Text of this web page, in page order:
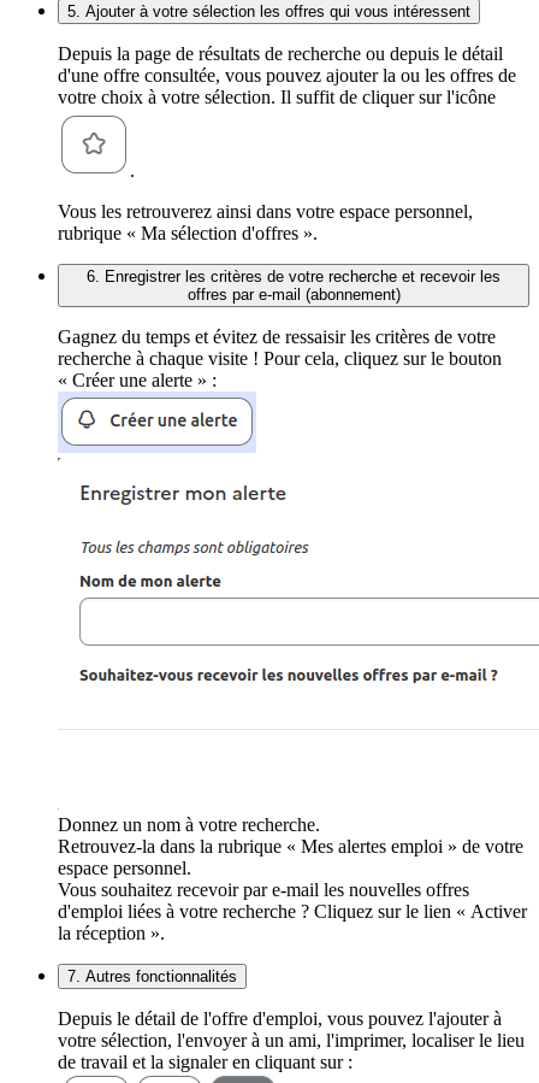
5. Ajouter à votre sélection les offres qui vous intéressent
Depuis la page de résultats de recherche ou depuis le détail
d'une offre consultée, vous pouvez ajouter la ou les offres de
votre choix à votre sélection. Il suffit de cliquer sur l'icône
.
Vous les retrouverez ainsi dans votre espace personnel,
rubrique « Ma sélection d'offres ».
6. Enregistrer les critères de votre recherche et recevoir les
offres par e-mail (abonnement)
Gagnez du temps et évitez de ressaisir les critères de votre
recherche à chaque visite ! Pour cela, cliquez sur le bouton
« Créer une alerte » :
Donnez un nom à votre recherche.
Retrouvez-la dans la rubrique « Mes alertes emploi » de votre
espace personnel.
Vous souhaitez recevoir par e-mail les nouvelles offres
d'emploi liées à votre recherche ? Cliquez sur le lien « Activer
la réception ».
7. Autres fonctionnalités
Depuis le détail de l'offre d'emploi, vous pouvez l'ajouter à
votre sélection, l'envoyer à un ami, l'imprimer, localiser le lieu
de travail et la signaler en cliquant sur :